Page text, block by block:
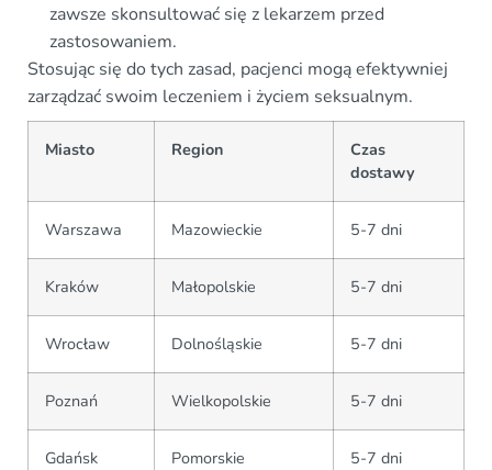
zawsze skonsultować się z lekarzem przed
zastosowaniem.
Stosując się do tych zasad, pacjenci mogą efektywniej
zarządzać swoim leczeniem i życiem seksualnym.
Miasto Region
Czas
dostawy
Warszawa Mazowieckie 5-7 dni
Kraków Małopolskie 5-7 dni
Wrocław Dolnośląskie 5-7 dni
Poznań Wielkopolskie 5-7 dni
Gdańsk Pomorskie 5-7 dni